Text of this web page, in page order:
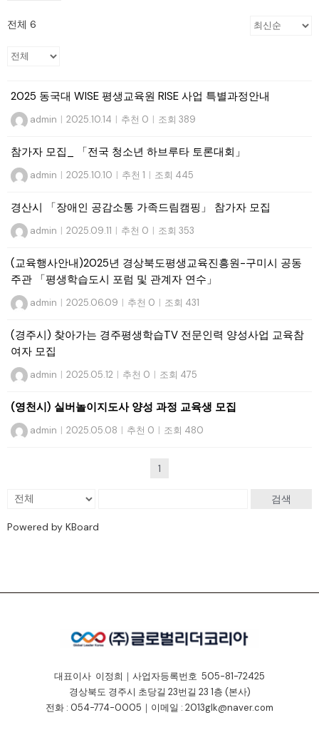
전체 6
2025 동국대 WISE 평생교육원 RISE 사업 특별과정안내
admin | 2025.10.14 | 추천 0 | 조회 389
참가자 모집_ 「전국 청소년 하브루타 토론대회」
admin | 2025.10.10 | 추천 1 | 조회 445
경산시 「장애인 공감소통 가족드림캠핑」 참가자 모집
admin | 2025.09.11 | 추천 0 | 조회 353
(교육행사안내)2025년 경상북도평생교육진흥원-구미시 공동
주관 「평생학습도시 포럼 및 관계자 연수」
admin | 2025.06.09 | 추천 0 | 조회 431
(경주시) 찾아가는 경주평생학습TV 전문인력 양성사업 교육참
여자 모집
admin | 2025.05.12 | 추천 0 | 조회 475
(영천시) 실버놀이지도사 양성 과정 교육생 모집
admin | 2025.05.08 | 추천 0 | 조회 480
1
검색
Powered by KBoard
대표이사 이정희｜사업자등록번호 505-81-72425
경상북도 경주시 초당길 23번길 23 1층 (본사)
전화 : 054-774-0005｜이메일 : 2013glk@naver.com